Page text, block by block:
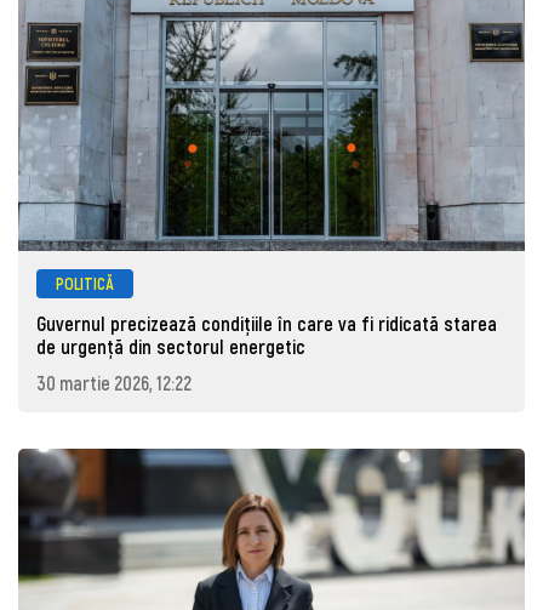
POLITICĂ
Guvernul precizează condițiile în care va fi ridicată starea
de urgență din sectorul energetic
30 martie 2026, 12:22